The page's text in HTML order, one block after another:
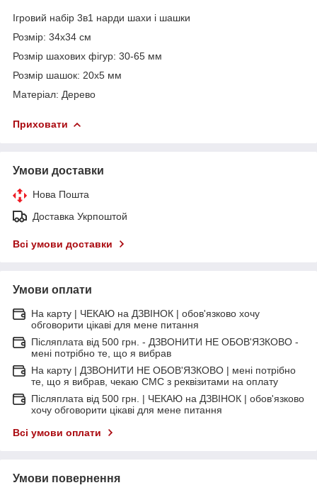
Ігровий набір 3в1 нарди шахи і шашки
Розмір: 34х34 см
Розмір шахових фігур: 30-65 мм
Розмір шашок: 20х5 мм
Матеріал: Дерево
Приховати
Умови доставки
Нова Пошта
Доставка Укрпоштой
Всі умови доставки
Умови оплати
На карту | ЧЕКАЮ на ДЗВІНОК | обов'язково хочу
обговорити цікаві для мене питання
Післяплата від 500 грн. - ДЗВОНИТИ НЕ ОБОВ'ЯЗКОВО -
мені потрібно те, що я вибрав
На карту | ДЗВОНИТИ НЕ ОБОВ'ЯЗКОВО | мені потрібно
те, що я вибрав, чекаю СМС з реквізитами на оплату
Післяплата від 500 грн. | ЧЕКАЮ на ДЗВІНОК | обов'язково
хочу обговорити цікаві для мене питання
Всі умови оплати
Умови повернення